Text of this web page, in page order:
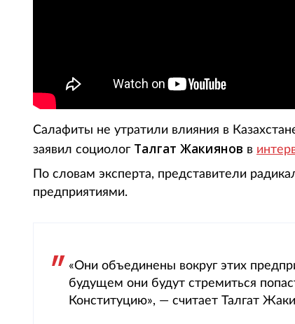
Салафиты не утратили влияния в
заявил социолог Талгат Жакиянов в
По словам эксперта, представители
предприятиями.
«Они объединены вокруг этих
будущем они будут стремиться
Конституцию», — считает Талгат